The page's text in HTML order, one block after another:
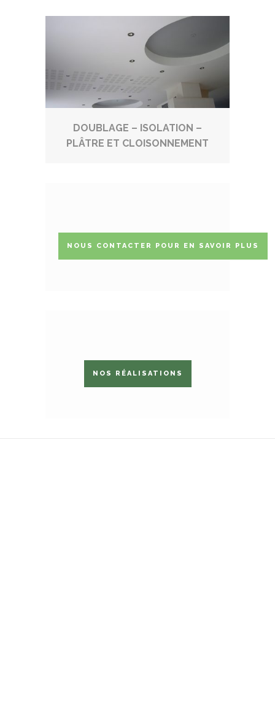
DOUBLAGE – ISOLATION –
PLÂTRE ET CLOISONNEMENT
NOUS CONTACTER POUR EN SAVOIR PLUS
NOS RÉALISATIONS